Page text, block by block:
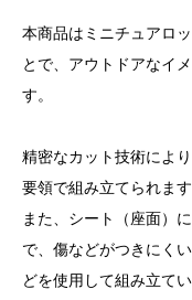
本商品はミニチュアロ
とで、アウトドアなイ
す。
精密なカット技術によ
要領で組み立てられます
また、シート（座面）
で、傷などがつきにく
どを使用して組み立て